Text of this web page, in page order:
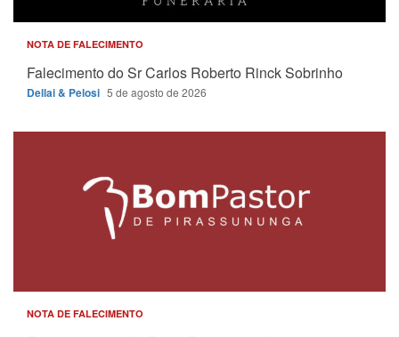
NOTA DE FALECIMENTO
Falecimento do Sr Carlos Roberto Rinck Sobrinho
Dellai & Pelosi 5 de agosto de 2026
NOTA DE FALECIMENTO